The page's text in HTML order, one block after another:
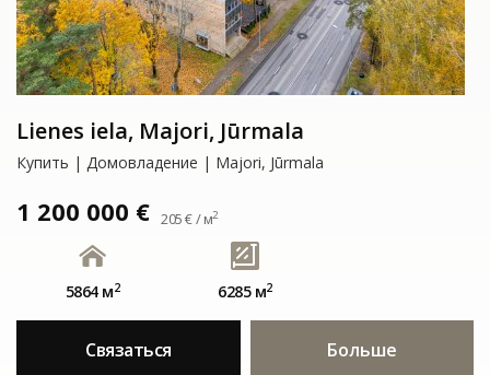
Lienes iela, Majori, Jūrmala
Купить | Домовладение | Majori, Jūrmala
1 200 000 € 205 € / м2
5864 м2 6285 м2
Связаться Больше